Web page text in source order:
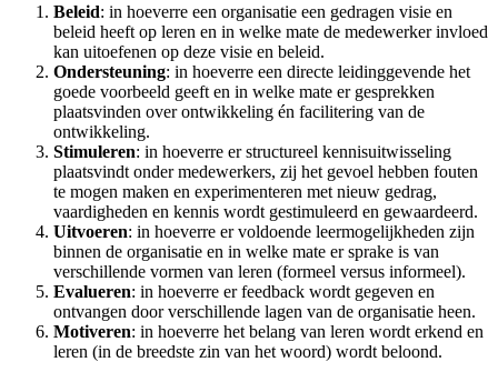
Beleid: in hoeverre een organisatie een gedragen visie en
beleid heeft op leren en in welke mate de medewerker invloed
kan uitoefenen op deze visie en beleid.
Ondersteuning: in hoeverre een directe leidinggevende het
goede voorbeeld geeft en in welke mate er gesprekken
plaatsvinden over ontwikkeling én facilitering van de
ontwikkeling.
Stimuleren: in hoeverre er structureel kennisuitwisseling
plaatsvindt onder medewerkers, zij het gevoel hebben fouten
te mogen maken en experimenteren met nieuw gedrag,
vaardigheden en kennis wordt gestimuleerd en gewaardeerd.
Uitvoeren: in hoeverre er voldoende leermogelijkheden zijn
binnen de organisatie en in welke mate er sprake is van
verschillende vormen van leren (formeel versus informeel).
Evalueren: in hoeverre er feedback wordt gegeven en
ontvangen door verschillende lagen van de organisatie heen.
Motiveren: in hoeverre het belang van leren wordt erkend en
leren (in de breedste zin van het woord) wordt beloond.